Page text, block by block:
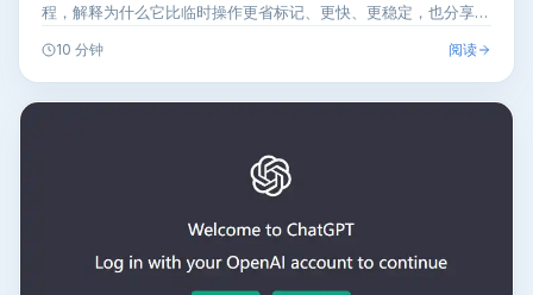
程，解释为什么它比临时操作更省标记、更快、更稳定，也分享
10 分钟 阅读